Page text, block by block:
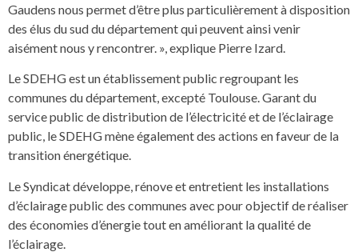
Gaudens nous permet d’être plus particulièrement à disposition
des élus du sud du département qui peuvent ainsi venir
aisément nous y rencontrer. », explique Pierre Izard.
Le SDEHG est un établissement public regroupant les
communes du département, excepté Toulouse. Garant du
service public de distribution de l’électricité et de l’éclairage
public, le SDEHG mène également des actions en faveur de la
transition énergétique.
Le Syndicat développe, rénove et entretient les installations
d’éclairage public des communes avec pour objectif de réaliser
des économies d’énergie tout en améliorant la qualité de
l’éclairage.